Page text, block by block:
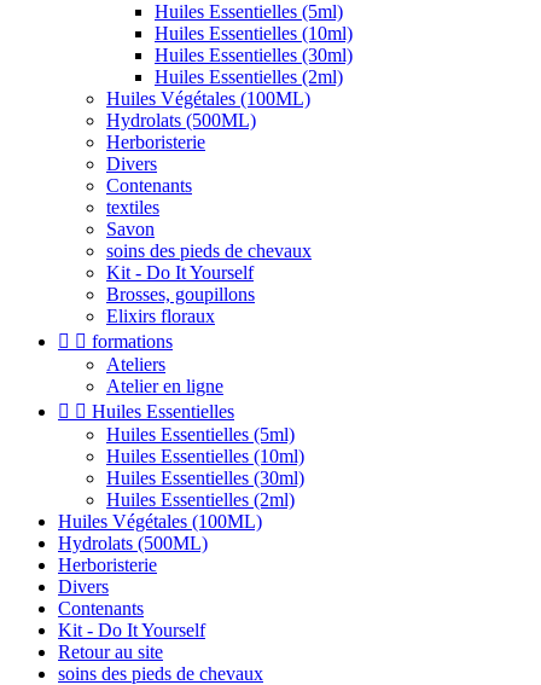
Huiles Essentielles (5ml)
Huiles Essentielles (10ml)
Huiles Essentielles (30ml)
Huiles Essentielles (2ml)
Huiles Végétales (100ML)
Hydrolats (500ML)
Herboristerie
Divers
Contenants
textiles
Savon
soins des pieds de chevaux
Kit - Do It Yourself
Brosses, goupillons
Elixirs floraux
  formations
Ateliers
Atelier en ligne
  Huiles Essentielles
Huiles Essentielles (5ml)
Huiles Essentielles (10ml)
Huiles Essentielles (30ml)
Huiles Essentielles (2ml)
Huiles Végétales (100ML)
Hydrolats (500ML)
Herboristerie
Divers
Contenants
Kit - Do It Yourself
Retour au site
soins des pieds de chevaux